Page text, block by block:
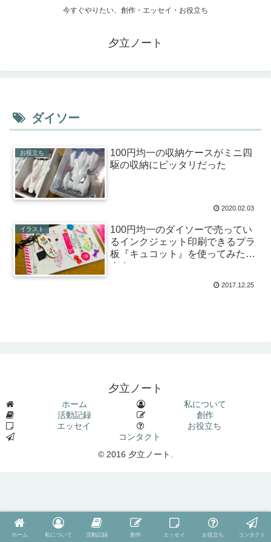
今すぐやりたい、創作・エッセイ・お役立ち
夕立ノート
ダイソー
お役立ち
100円均一の収納ケースがミニ四
駆の収納にピッタリだった
2020.02.03
イラスト
100円均一のダイソーで売ってい
るインクジェット印刷できるプラ
板『キュコット』を使ってみた
よ！
2017.12.25
夕立ノート
ホーム
私について
活動記録
創作
エッセイ
お役立ち
コンタクト
© 2016 夕立ノート.
ホーム 私について 活動記録 創作 エッセイ お役立ち コンタクト